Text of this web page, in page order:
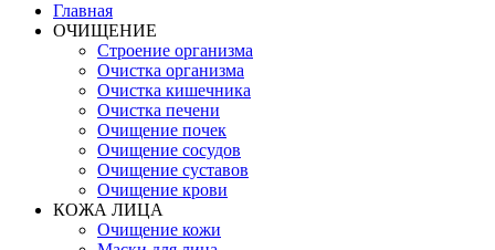
Главная
ОЧИЩЕНИЕ
Строение организма
Очистка организма
Очистка кишечника
Очистка печени
Очищение почек
Очищение сосудов
Очищение суставов
Очищение крови
КОЖА ЛИЦА
Очищение кожи